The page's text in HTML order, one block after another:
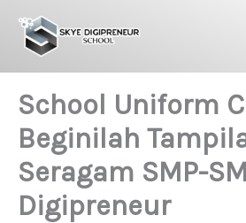
content
School Uniform
Beginilah
Seragam SMP-
Digipreneur